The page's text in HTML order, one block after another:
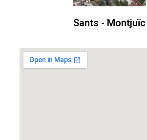
Sants - Montjuïc